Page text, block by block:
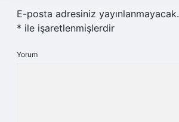
E-posta adresiniz yayınlanmayacak.
* ile işaretlenmişlerdir
Yorum